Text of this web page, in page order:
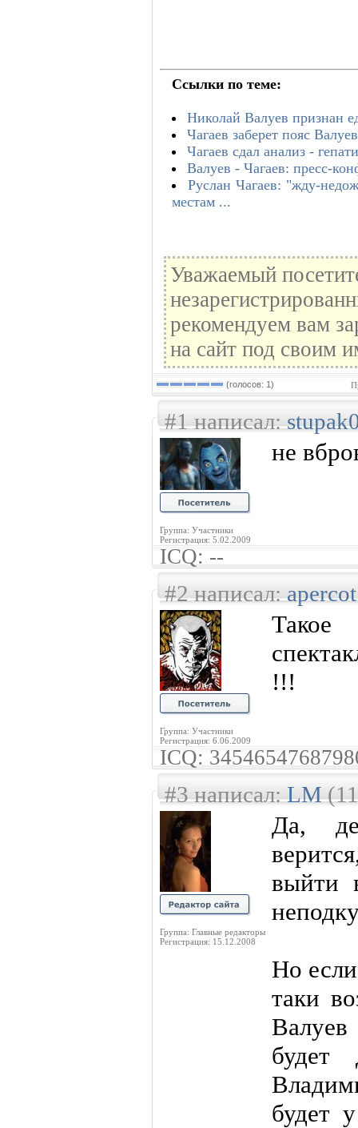
Ссылки по теме:
Николай Валуев признан
Чагаев заберет пояс
Чагаев сдал анализ -
Валуев - Чагаев: пресс-
Руслан Чагаев: "жду-
местам ...
Уважаемый
рекомендуем вам
на сайт под своим
(голосов: 1)
#1 написал:
Группа: Участники
Регистрация: 5.02.2009
не
ICQ: --
#2 написал:apercot
Группа: Участники
Регистрация: 6.06.2009
Такое
!!!
ICQ:
#3 написал:LM
Группа: Главные редакторы
Регистрация: 15.12.2008
Да,
выйти
Но
таки
будет